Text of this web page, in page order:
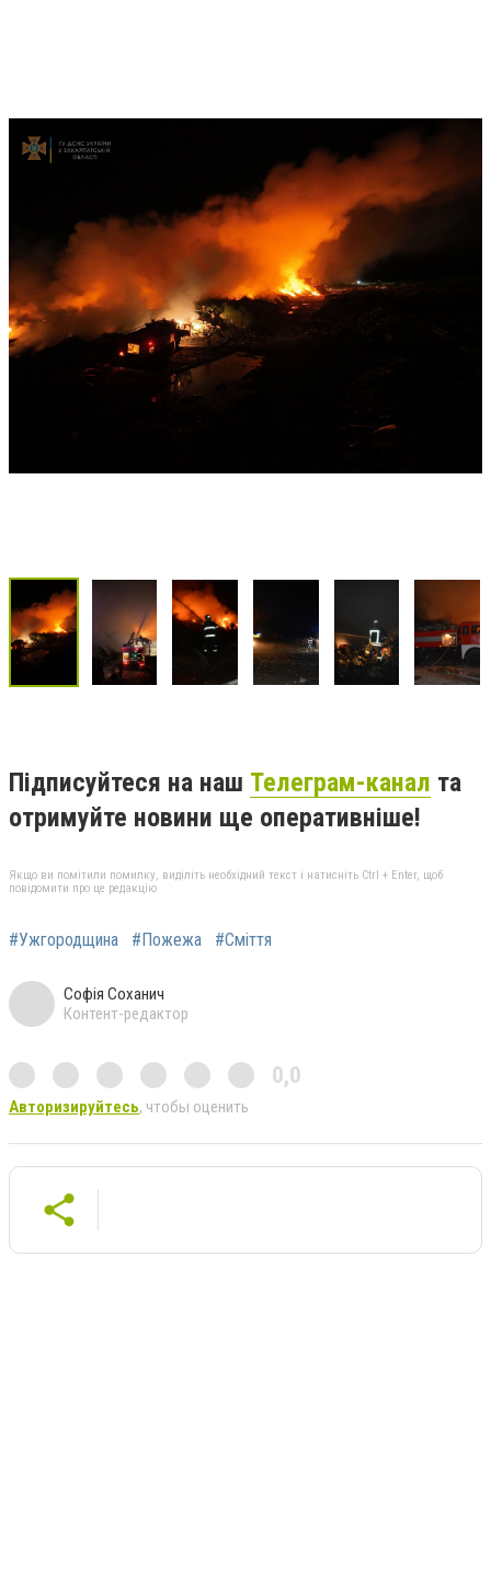
Підписуйтеся на наш Телеграм-канал та
отримуйте новини ще оперативніше!
Якщо ви помітили помилку, виділіть необхідний текст і натисніть Ctrl + Enter, щоб
повідомити про це редакцію
#Ужгородщина #Пожежа #Сміття
Софія Соханич
Контент-редактор
0,0
Авторизируйтесь, чтобы оценить